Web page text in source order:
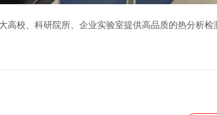
校、科研院所、企业实验室提供高品质的热分析检